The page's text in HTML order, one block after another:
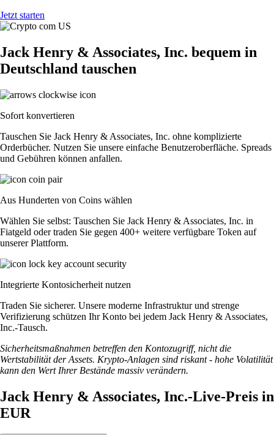
Jetzt starten
Jack Henry & Associates, Inc. bequem in
Deutschland tauschen
Sofort konvertieren
Tauschen Sie Jack Henry & Associates, Inc. ohne komplizierte
Orderbücher. Nutzen Sie unsere einfache Benutzeroberfläche. Spreads
und Gebühren können anfallen.
Aus Hunderten von Coins wählen
Wählen Sie selbst: Tauschen Sie Jack Henry & Associates, Inc. in
Fiatgeld oder traden Sie gegen 400+ weitere verfügbare Token auf
unserer Plattform.
Integrierte Kontosicherheit nutzen
Traden Sie sicherer. Unsere moderne Infrastruktur und strenge
Verifizierung schützen Ihr Konto bei jedem Jack Henry & Associates,
Inc.-Tausch.
Sicherheitsmaßnahmen betreffen den Kontozugriff, nicht die
Wertstabilität der Assets. Krypto-Anlagen sind riskant - hohe Volatilität
kann den Wert Ihrer Bestände massiv verändern.
Jack Henry & Associates, Inc.-Live-Preis in
EUR